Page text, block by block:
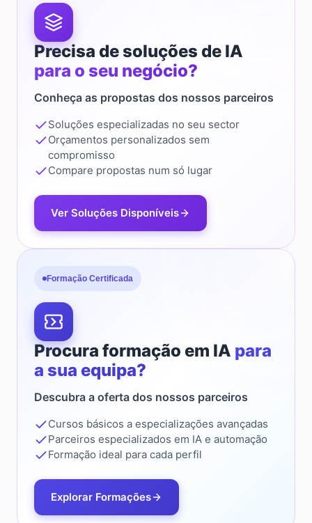
Precisa de soluções de IA
para o seu negócio?
Conheça as propostas dos nossos parceiros
Soluções especializadas no seu sector
Orçamentos personalizados sem
compromisso
Compare propostas num só lugar
Ver Soluções Disponíveis
Formação Certificada
Procura formação em IA para
a sua equipa?
Descubra a oferta dos nossos parceiros
Cursos básicos a especializações avançadas
Parceiros especializados em IA e automação
Formação ideal para cada perfil
Explorar Formações